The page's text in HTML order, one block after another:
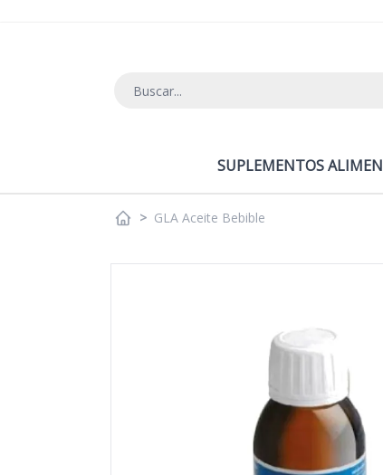
SUPLEMENTOS
> GLA Aceite Bebible